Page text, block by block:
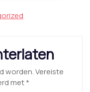
worden.Vereiste
met*